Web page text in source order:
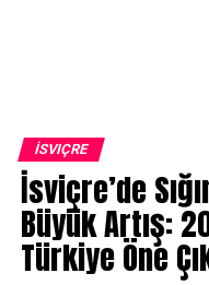
İSVIÇRE
İsviçre’de
Büyük Artış:
Türkiye Öne